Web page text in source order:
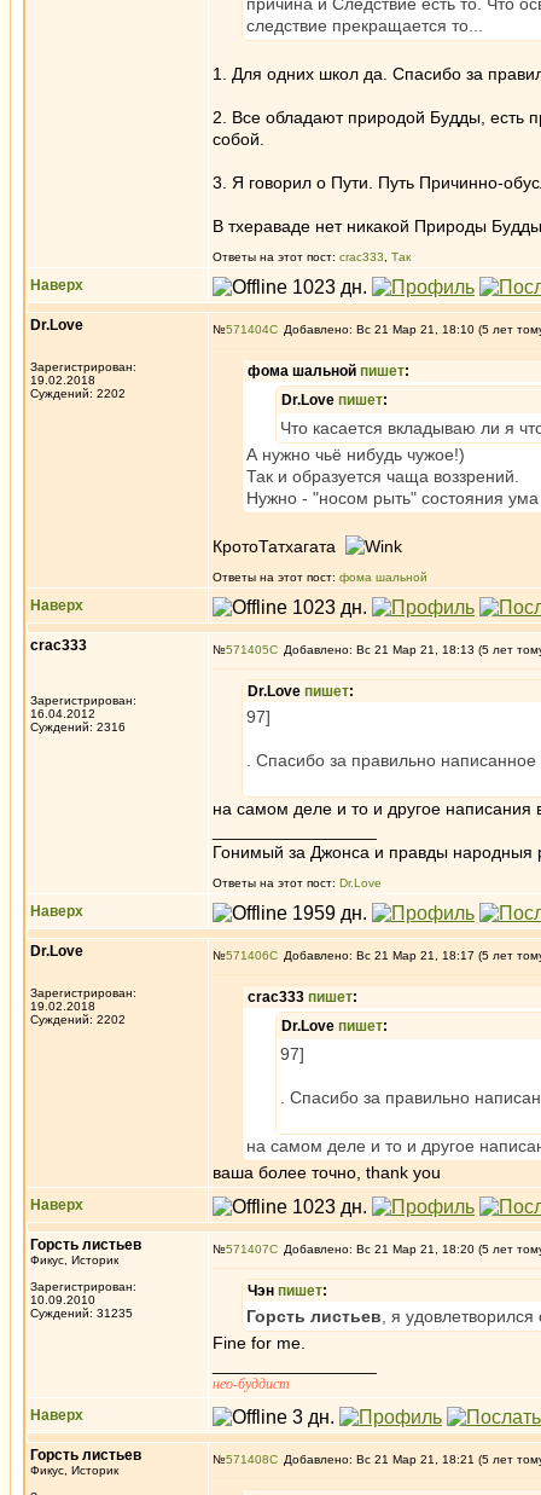
следствие прекращается то...
1. Для одних школ да. Спасибо за
2. Все обладают природой Будды, есть
собой.
3. Я говорил о Пути. Путь Причинно-
В тхераваде нет никакой Природы
Ответы на этот пост: crac333 Так
Наверх
Dr.Love
Зарегистрирован:
19.02.2018
Суждений: 2202
№571404 Добавлено: Вс 21 Мар 21, 18:10 (5 лет
фома шальной пишет:
Dr.Love пишет:
Что касается вкладываю ли я
А нужно чьё нибудь чужое!)
Так и образуется чаща воззрений.
Нужно - "носом рыть" состояния ума
КротоТатхагата
Ответы на этот пост: фома шальной
Наверх
crac333
Зарегистрирован:
16.04.2012
Суждений: 2316
№571405 Добавлено: Вс 21 Мар 21, 18:13 (5 лет
Dr.Love пишет:
97]
. Спасибо за правильно
на самом деле и то и другое написания
Гонимый за Джонса и правды народныя
Ответы на этот пост: Dr.Love
Наверх
Dr.Love
Зарегистрирован:
19.02.2018
Суждений: 2202
№571406 Добавлено: Вс 21 Мар 21, 18:17 (5 лет
crac333 пишет:
Dr.Love пишет:
97]
. Спасибо за правильно
на самом деле и то и другое
ваша более точно, thank you
Наверх
Горсть листьев
Фикус, Историк
Зарегистрирован:
10.09.2010
Суждений: 31235
№571407 Добавлено: Вс 21 Мар 21, 18:20 (5 лет
Чэн пишет:
Горсть листьев , я
Fine for me.
нео-буддист
Наверх
Горсть листьев
Фикус, Историк
№571408 Добавлено: Вс 21 Мар 21, 18:21 (5 лет